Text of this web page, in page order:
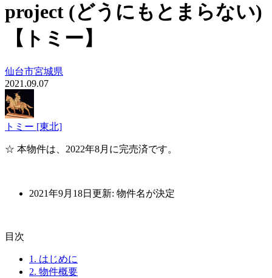
project (どうにもとまらない)
【トミー】
仙台市宮城県
2021.09.07
トミー [東北]
☆ 本物件は、2022年8月に完売済です。
2021年9月18日更新: 物件名が決定
目次
1. はじめに
2. 物件概要